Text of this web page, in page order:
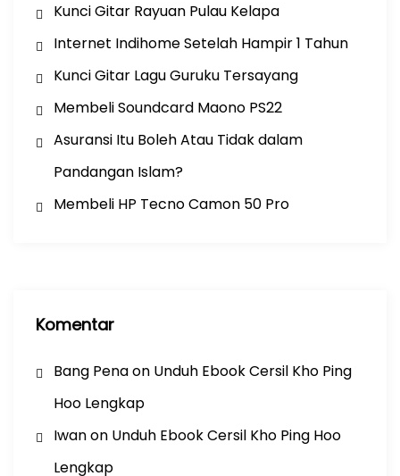
Kunci Gitar Rayuan Pulau Kelapa
Internet Indihome Setelah Hampir 1 Tahun
Kunci Gitar Lagu Guruku Tersayang
Membeli Soundcard Maono PS22
Asuransi Itu Boleh Atau Tidak dalam
Pandangan Islam?
Membeli HP Tecno Camon 50 Pro
Komentar
Bang Penaon Unduh Ebook Cersil Kho Ping
Hoo Lengkap
Iwanon Unduh Ebook Cersil Kho Ping Hoo
Lengkap